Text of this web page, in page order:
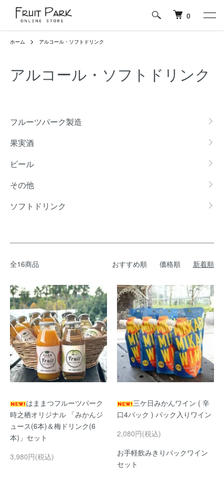
0
ホーム アルコール・ソフトドリンク
アルコール・ソフトドリンク
フルーツパーク製造
果実酒
ビール
その他
ソフトドリンク
全16商品 おすすめ順 価格順 新着順
はままつフルーツパーク
時之栖オリジナル 「みかんジ
ュース(6本)＆梅ドリンク(6
本)」セット
3,980円(税込)
三ケ日みかんワイン ( 辛
口4パック ) パック入りワイン
2,080円(税込)
お手軽飲みきりパックワイン
セット